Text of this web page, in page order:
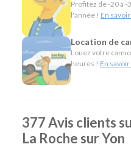
Utilitaires de
déménagements, les
matériel.
Véhicules
frigorifiques, les
les voitures sans
Depuis plus de 40 ans, Loc
Profitez de -20 à
l'année ! En
Location de
Louez votre
heures ! En savoir
377 Avis clients
La Roche sur Yon